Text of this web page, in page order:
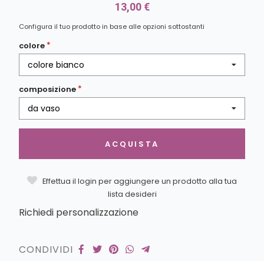
13,00 €
Configura il tuo prodotto in base alle opzioni sottostanti
colore
colore bianco
composizione
da vaso
ACQUISTA
Effettua il login per aggiungere un prodotto alla tua
lista desideri
Richiedi personalizzazione
CONDIVIDI